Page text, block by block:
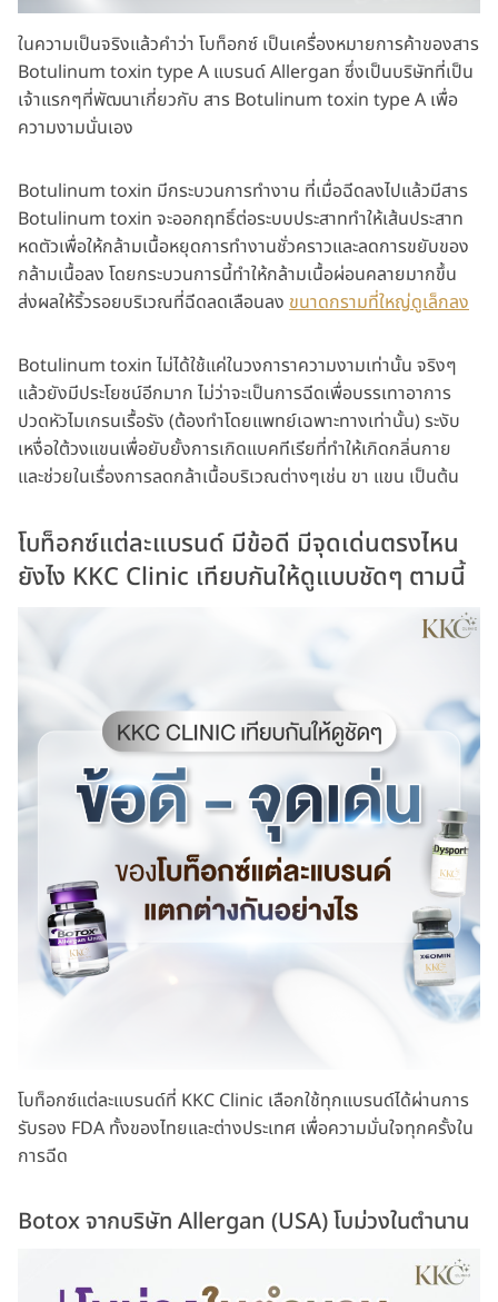
ในความเป็นจริงแล้วคำว่า โบท็อกซ์ เป็นเครื่องหมายการค้าของสาร
Botulinum toxin type A แบรนด์ Allergan ซึ่งเป็นบริษัทที่เป็น
เจ้าแรกๆที่พัฒนาเกี่ยวกับ สาร Botulinum toxin type A เพื่อ
ความงามนั่นเอง
Botulinum toxin มีกระบวนการทำงาน ที่เมื่อฉีดลงไปแล้วมีสาร
Botulinum toxin จะออกฤทธิ์ต่อระบบประสาททำให้เส้นประสาท
หดตัวเพื่อให้กล้ามเนื้อหยุดการทำงานชั่วคราวและลดการขยับของ
กล้ามเนื้อลง โดยกระบวนการนี้ทำให้กล้ามเนื้อผ่อนคลายมากขึ้น
ส่งผลให้ริ้วรอยบริเวณที่ฉีดลดเลือนลง ขนาดกรามที่ใหญ่ดูเล็กลง
Botulinum toxin ไม่ได้ใช้แค่ในวงการาความงามเท่านั้น จริงๆ
แล้วยังมีประโยชน์อีกมาก ไม่ว่าจะเป็นการฉีดเพื่อบรรเทาอาการ
ปวดหัวไมเกรนเรื้อรัง (ต้องทำโดยแพทย์เฉพาะทางเท่านั้น) ระงับ
เหงื่อใต้วงแขนเพื่อยับยั้งการเกิดแบคทีเรียที่ทำให้เกิดกลิ่นกาย
และช่วยในเรื่องการลดกล้าเนื้อบริเวณต่างๆเช่น ขา แขน เป็นต้น
โบท็อกซ์แต่ละแบรนด์ มีข้อดี มีจุดเด่นตรงไหน
ยังไง KKC Clinic เทียบกันให้ดูแบบชัดๆ ตามนี้
โบท็อกซ์แต่ละแบรนด์ที่ KKC Clinic เลือกใช้ทุกแบรนด์ได้ผ่านการ
รับรอง FDA ทั้งของไทยและต่างประเทศ เพื่อความมั่นใจทุกครั้งใน
การฉีด
Botox จากบริษัท Allergan (USA) โบม่วงในตำนาน